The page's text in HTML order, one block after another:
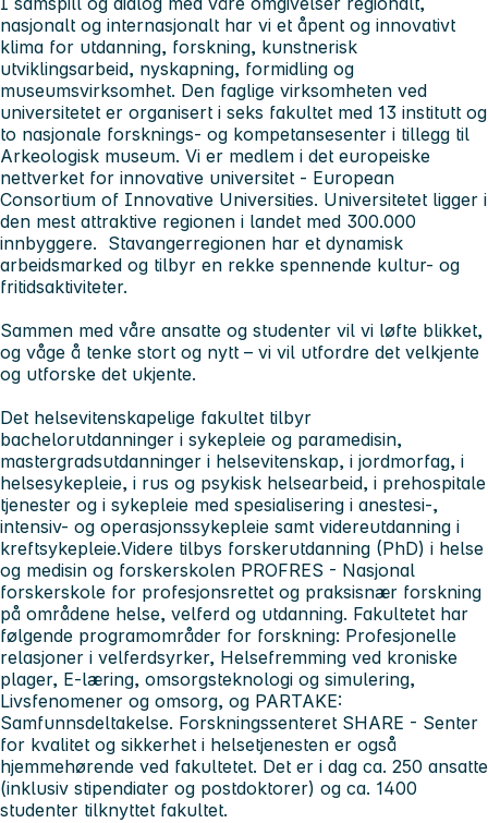
nasjonalt og internasjonalt har vi et åpent og innovativt
klima for utdanning, forskning, kunstnerisk
utviklingsarbeid, nyskapning, formidling og
museumsvirksomhet. Den faglige virksomheten ved
universitetet er organisert i seks fakultet med 13 institutt og
to nasjonale forsknings- og kompetansesenter i tillegg til
Arkeologisk museum. Vi er medlem i det europeiske
nettverket for innovative universitet - European
Consortium of Innovative Universities. Universitetet ligger i
den mest attraktive regionen i landet med 300.000
innbyggere. Stavangerregionen har et dynamisk
arbeidsmarked og tilbyr en rekke spennende kultur- og
fritidsaktiviteter.
Sammen med våre ansatte og studenter vil vi løfte blikket,
og våge å tenke stort og nytt – vi vil utfordre det velkjente
og utforske det ukjente.
Det helsevitenskapelige fakultet tilbyr
bachelorutdanninger i sykepleie og paramedisin,
mastergradsutdanninger i helsevitenskap, i jordmorfag, i
helsesykepleie, i rus og psykisk helsearbeid, i prehospitale
tjenester og i sykepleie med spesialisering i anestesi-,
intensiv- og operasjonssykepleie samt videreutdanning i
kreftsykepleie.Videre tilbys forskerutdanning (PhD) i helse
og medisin og forskerskolen PROFRES - Nasjonal
forskerskole for profesjonsrettet og praksisnær forskning
på områdene helse, velferd og utdanning. Fakultetet har
følgende programområder for forskning: Profesjonelle
relasjoner i velferdsyrker, Helsefremming ved kroniske
plager, E-læring, omsorgsteknologi og simulering,
Livsfenomener og omsorg, og PARTAKE:
Samfunnsdeltakelse. Forskningssenteret SHARE - Senter
for kvalitet og sikkerhet i helsetjenesten er også
hjemmehørende ved fakultetet. Det er i dag ca. 250 ansatte
(inklusiv stipendiater og postdoktorer) og ca. 1400
studenter tilknyttet fakultet.